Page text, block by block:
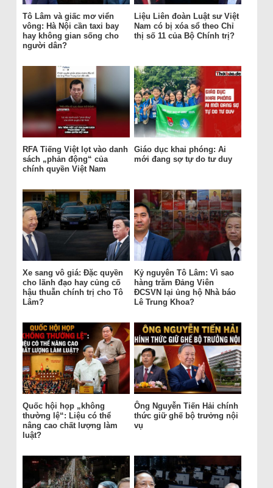
Tô Lâm và giấc mơ viển
vông: Hà Nội cần taxi bay
hay không gian sống cho
người dân?
Liệu Liên đoàn Luật sư Việt
Nam có bị xóa sổ theo Chỉ
thị số 11 của Bộ Chính trị?
RFA Tiếng Việt lọt vào danh
sách „phản động“ của
chính quyền Việt Nam
Giáo dục khai phóng: Ai
mới đang sợ tự do tư duy
Xe sang vô giá: Đặc quyền
cho lãnh đạo hay củng cố
hậu thuẫn chính trị cho Tô
Lâm?
Kỷ nguyên Tô Lâm: Vì sao
hàng trăm Đảng Viên
ĐCSVN lại ủng hộ Nhà báo
Lê Trung Khoa?
Quốc hội họp „không
thường lệ“: Liệu có thể
nâng cao chất lượng làm
luật?
Ông Nguyễn Tiến Hải chính
thức giữ ghế bộ trưởng nội
vụ